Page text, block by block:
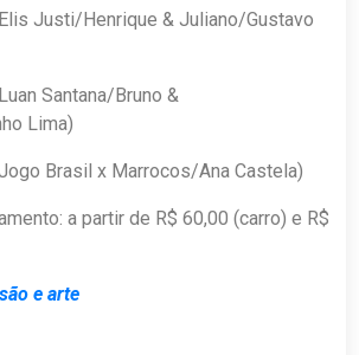
Justi/Henrique & Juliano/Gustavo
Santana/Bruno &
Lima)
Brasil x Marrocos/Ana Castela)
a partir de R$ 60,00 (carro) e R$
e arte